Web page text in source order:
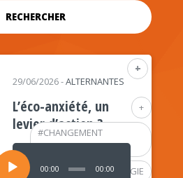
RECHERCHER
+
+
#CHANGEMENT
CLIMATIQUE
#PSYCHOLOGIE
29/06/2026-ALTERNANTES
L’éco-anxiété, un
levier d’action ?
Lecteur
audio
00:00 00:00